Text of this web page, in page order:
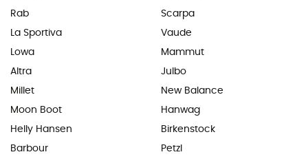
Rab
La Sportiva
Lowa
Altra
Millet
Moon Boot
Helly Hansen
Barbour
Scarpa
Vaude
Mammut
Julbo
New Balance
Hanwag
Birkenstock
Petzl